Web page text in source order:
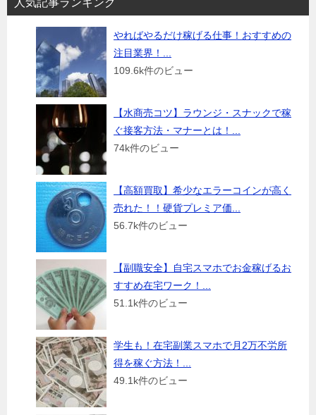
人気記事ランキング
やればやるだけ稼げる仕事！おすすめの
注目業界！...
109.6k件のビュー
【水商売コツ】ラウンジ・スナックで稼
ぐ接客方法・マナーとは！...
74k件のビュー
【高額買取】希少なエラーコインが高く
売れた！！硬貨プレミア価...
56.7k件のビュー
【副職安全】自宅スマホでお金稼げるお
すすめ在宅ワーク！...
51.1k件のビュー
学生も！在宅副業スマホで月2万不労所
得を稼ぐ方法！...
49.1k件のビュー